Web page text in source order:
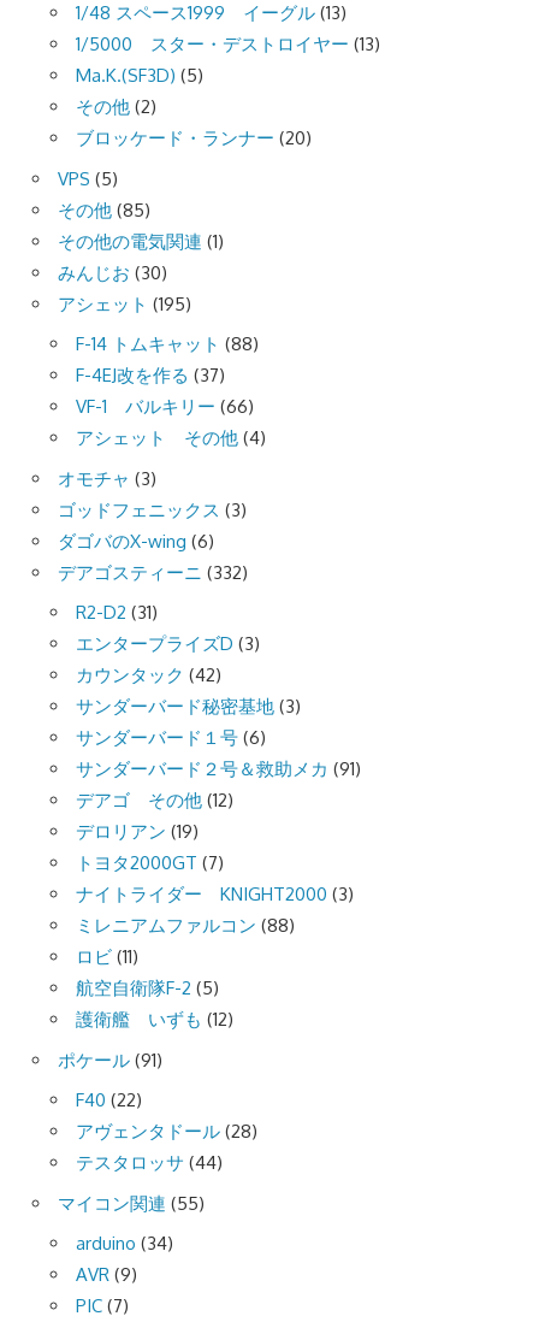
1/48 スペース1999 イーグル (13)
1/5000 スター・デストロイヤー (13)
Ma.K.(SF3D) (5)
その他 (2)
ブロッケード・ランナー (20)
VPS (5)
その他 (85)
その他の電気関連 (1)
みんじお (30)
アシェット (195)
F-14 トムキャット (88)
F-4EJ改を作る (37)
VF-1 バルキリー (66)
アシェット その他 (4)
オモチャ (3)
ゴッドフェニックス (3)
ダゴバのX-wing (6)
デアゴスティーニ (332)
R2-D2 (31)
エンタープライズD (3)
カウンタック (42)
サンダーバード秘密基地 (3)
サンダーバード１号 (6)
サンダーバード２号＆救助メカ (91)
デアゴ その他 (12)
デロリアン (19)
トヨタ2000GT (7)
ナイトライダー KNIGHT2000 (3)
ミレニアムファルコン (88)
ロビ (11)
航空自衛隊F-2 (5)
護衛艦 いずも (12)
ポケール (91)
F40 (22)
アヴェンタドール (28)
テスタロッサ (44)
マイコン関連 (55)
arduino (34)
AVR (9)
PIC (7)